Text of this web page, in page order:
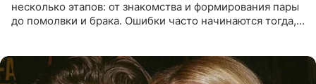
несколько этапов: от знакомства и формирования пары
до помолвки и брака. Ошибки часто начинаются тогда,